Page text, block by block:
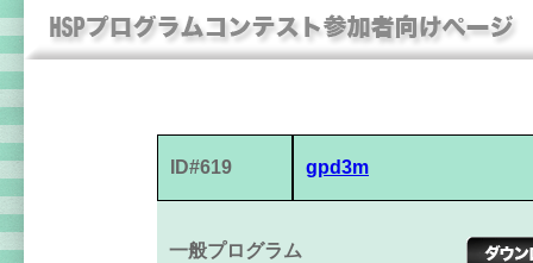
ID#619 gpd3m
一般プログラム